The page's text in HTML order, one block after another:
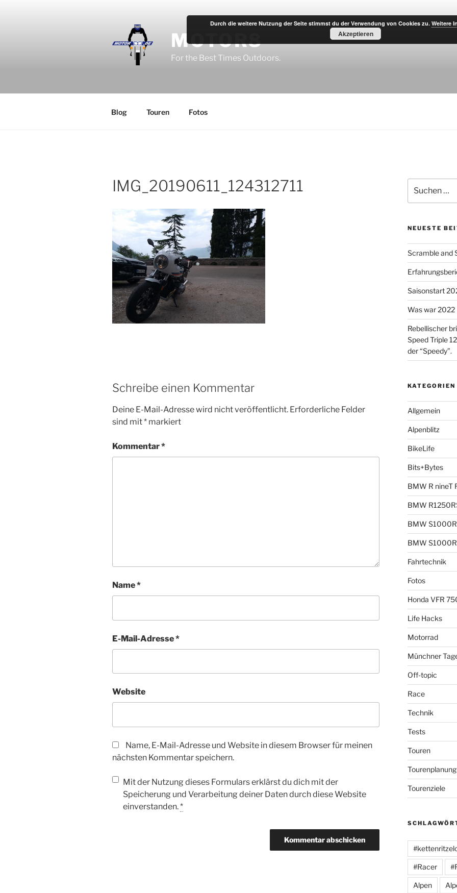
MOTOR8
For the Best Times Outdoors.
Blog Touren Fotos
IMG_20190611_124312711
Schreibe einen Kommentar
Deine E-Mail-Adresse wird nicht veröffentlicht. Erforderliche Felder
sind mit* markiert
Kommentar*
Name*
E-Mail-Adresse*
Website
Name, E-Mail-Adresse und Website in diesem Browser für meinen
nächsten Kommentar speichern.
Mit der Nutzung dieses Formulars erklärst du dich mit der
Speicherung und Verarbeitung deiner Daten durch diese Website
einverstanden.*
nach:
NEUESTE
Scramble and
Saisonstart
Was war 2022
Rebellischer
Speed Triple
der “Speedy”.
KATEGORIEN
Allgemein
Alpenblitz
BikeLife
Bits+Bytes
BMW R nineT
BMW
BMW S1000R
BMW
Fahrtechnik
Fotos
Honda VFR
Life Hacks
Motorrad
Münchner
Off-topic
Race
Technik
Tests
Touren
Tourenplanung
Tourenziele
#Racer
Alpen
Durch die weitere Nutzung der Seite stimmst du der Verwendung von Cookies zu. Weitere
Akzeptieren